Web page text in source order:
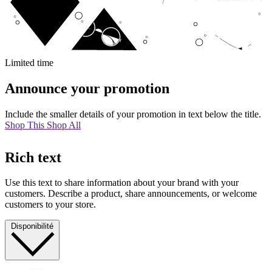
Limited time
Announce your promotion
Include the smaller details of your promotion in text below the title.
Shop This Shop All
Rich text
Use this text to share information about your brand with your
customers. Describe a product, share announcements, or welcome
customers to your store.
Disponibilité